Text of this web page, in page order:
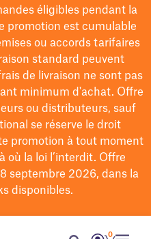
éligibles pendant la
promotion est cumulable
ou accords tarifaires
standard peuvent
de livraison ne sont pas
minimum d'achat. Offre
ou distributeurs, sauf
se réserve le droit
promotion à tout moment
où la loi l’interdit. Offre
septembre 2026, dans la
disponibles.
0